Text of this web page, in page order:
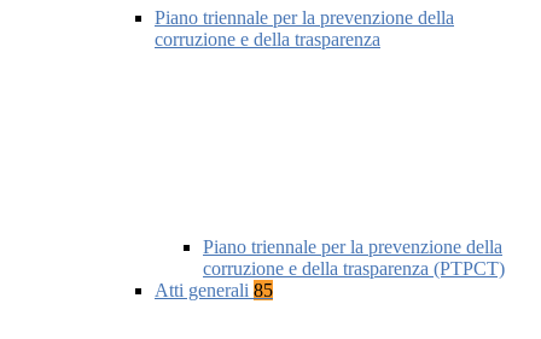
Piano triennale per la prevenzione della
corruzione e della trasparenza
Piano triennale per la prevenzione della
corruzione e della trasparenza (PTPCT)
Atti generali 85